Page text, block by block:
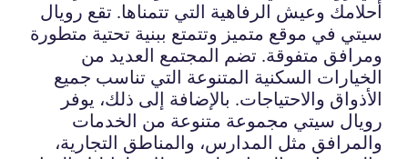
أحلامك وعيش الرفاهية التي تتمناها. تقع رويال
سيتي في موقع متميز وتتمتع ببنية تحتية متطورة
ومرافق متفوقة. تضم المجتمع العديد من
الخيارات السكنية المتنوعة التي تناسب جميع
الأذواق والاحتياجات. بالإضافة إلى ذلك، يوفر
رويال سيتي مجموعة متنوعة من الخدمات
والمرافق مثل المدارس، والمناطق التجارية،